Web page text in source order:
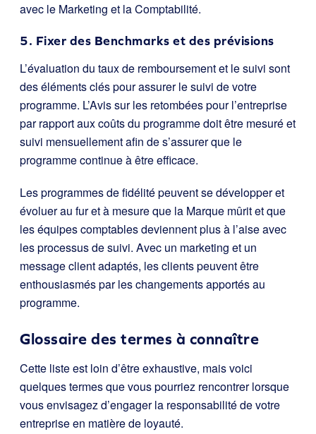
avec le Marketing et la Comptabilité.
5. Fixer des Benchmarks et des prévisions
L’évaluation du taux de remboursement et le suivi sont
des éléments clés pour assurer le suivi de votre
programme. L’Avis sur les retombées pour l’entreprise
par rapport aux coûts du programme doit être mesuré et
suivi mensuellement afin de s’assurer que le
programme continue à être efficace.
Les programmes de fidélité peuvent se développer et
évoluer au fur et à mesure que la Marque mûrit et que
les équipes comptables deviennent plus à l’aise avec
les processus de suivi. Avec un marketing et un
message client adaptés, les clients peuvent être
enthousiasmés par les changements apportés au
programme.
Glossaire des termes à connaître
Cette liste est loin d’être exhaustive, mais voici
quelques termes que vous pourriez rencontrer lorsque
vous envisagez d’engager la responsabilité de votre
entreprise en matière de loyauté.